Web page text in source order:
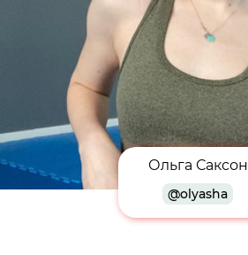
Ольга Саксон
@olyasha